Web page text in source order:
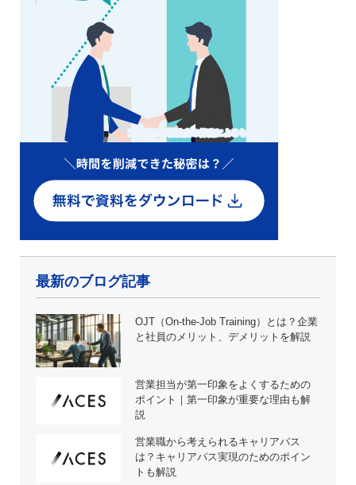
最新のブログ記事
OJT（On-the-Job Training）とは？企業
と社員のメリット、デメリットを解説
営業担当が第一印象をよくするための
ポイント｜第一印象が重要な理由も解
説
営業職から考えられるキャリアパス
は？キャリアパス実現のためのポイン
トも解説